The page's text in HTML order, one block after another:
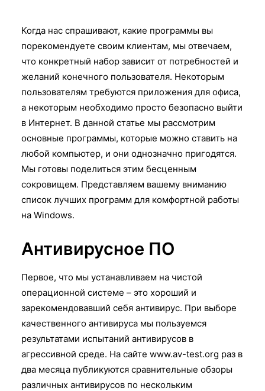
Когда нас спрашивают, какие программы вы
порекомендуете своим клиентам, мы отвечаем,
что конкретный набор зависит от потребностей и
желаний конечного пользователя. Некоторым
пользователям требуются приложения для офиса,
а некоторым необходимо просто безопасно выйти
в Интернет. В данной статье мы рассмотрим
основные программы, которые можно ставить на
любой компьютер, и они однозначно пригодятся.
Мы готовы поделиться этим бесценным
сокровищем. Представляем вашему вниманию
список лучших программ для комфортной работы
на Windows.
Антивирусное ПО
Первое, что мы устанавливаем на чистой
операционной системе – это хороший и
зарекомендовавший себя антивирус. При выборе
качественного антивируса мы пользуемся
результатами испытаний антивирусов в
агрессивной среде. На сайте www.av-test.org раз в
два месяца публикуются сравнительные обзоры
различных антивирусов по нескольким